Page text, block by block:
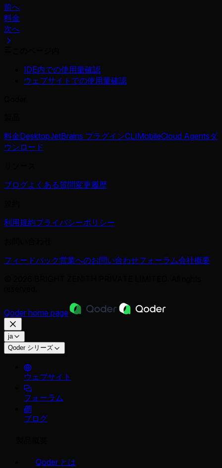
前へ
料金
次へ
IDE内での使用量確認
ウェブサイトでの使用量確認
料金DesktopJetBrains プラグインCLIMobileCloud Agentsダ
ウンロード
ブログよくある質問変更履歴
利用規約プライバシーポリシー
フィードバック営業へのお問い合わせフォーラム会社概要
Qoder home page
ja
Qoder シリーズ
ウェブサイト
フォーラム
ブログ
Qoder とは